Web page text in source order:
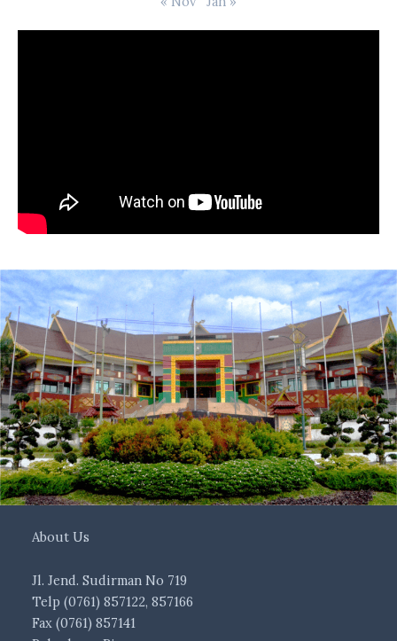
About Us
Jl. Jend. Sudirman No 719
Telp (0761) 857122, 857166
Fax (0761) 857141